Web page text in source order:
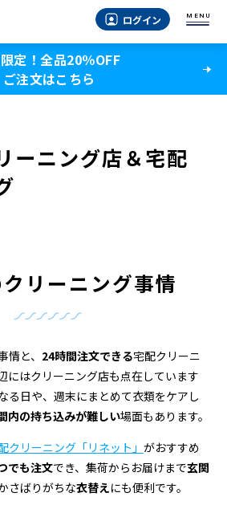
ログイン MENU
定！全品20％OFF
ご注文はこちら
ーニング店＆宅配
リーニング事情
と、 24時間注文できる宅配クリーニ
にはクリーニング店も点在しています
る日や、週末にまとめて衣類をケアし
内の持ち込みが難しい場面もあります。
クリーニング「リネット」 がおすすめ
でも注文でき、集荷からお届けまで玄関
さばりがちな衣替えにも便利です。